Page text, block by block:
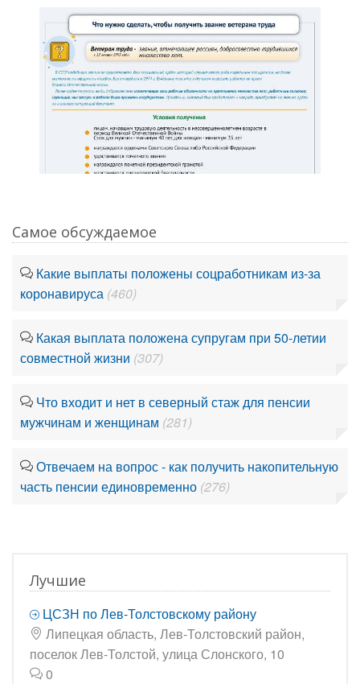
Самое обсуждаемое
Какие выплаты положены соцработникам из-за
коронавируса (460)
Какая выплата положена супругам при 50-летии
совместной жизни (307)
Что входит и нет в северный стаж для пенсии
мужчинам и женщинам (281)
Отвечаем на вопрос - как получить накопительную
часть пенсии единовременно (276)
Лучшие
ЦСЗН по Лев-Толстовскому району
Липецкая область, Лев-Толстовский район,
поселок Лев-Толстой, улица Слонского, 10
0